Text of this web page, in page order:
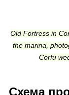
Old Fortress in
the marina,
Corfu
Схема